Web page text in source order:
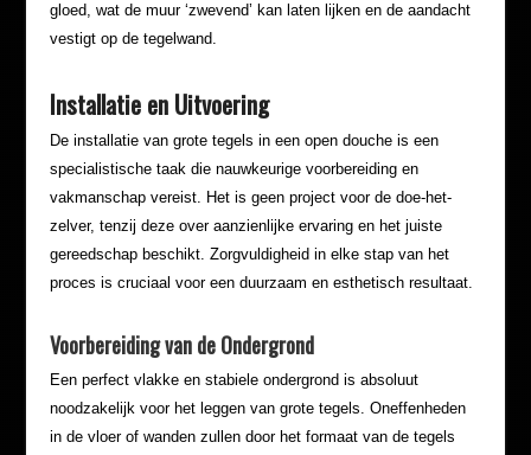
gloed, wat de muur ‘zwevend’ kan laten lijken en de aandacht
vestigt op de tegelwand.
Installatie en Uitvoering
De installatie van grote tegels in een open douche is een
specialistische taak die nauwkeurige voorbereiding en
vakmanschap vereist. Het is geen project voor de doe-het-
zelver, tenzij deze over aanzienlijke ervaring en het juiste
gereedschap beschikt. Zorgvuldigheid in elke stap van het
proces is cruciaal voor een duurzaam en esthetisch resultaat.
Voorbereiding van de Ondergrond
Een perfect vlakke en stabiele ondergrond is absoluut
noodzakelijk voor het leggen van grote tegels. Oneffenheden
in de vloer of wanden zullen door het formaat van de tegels